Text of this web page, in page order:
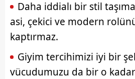
Daha iddialı bir stil
asi, çekici ve modern
kaptırmaz.
Giyim tercihimizi iyi bir
vücudumuzu da bir o kadar